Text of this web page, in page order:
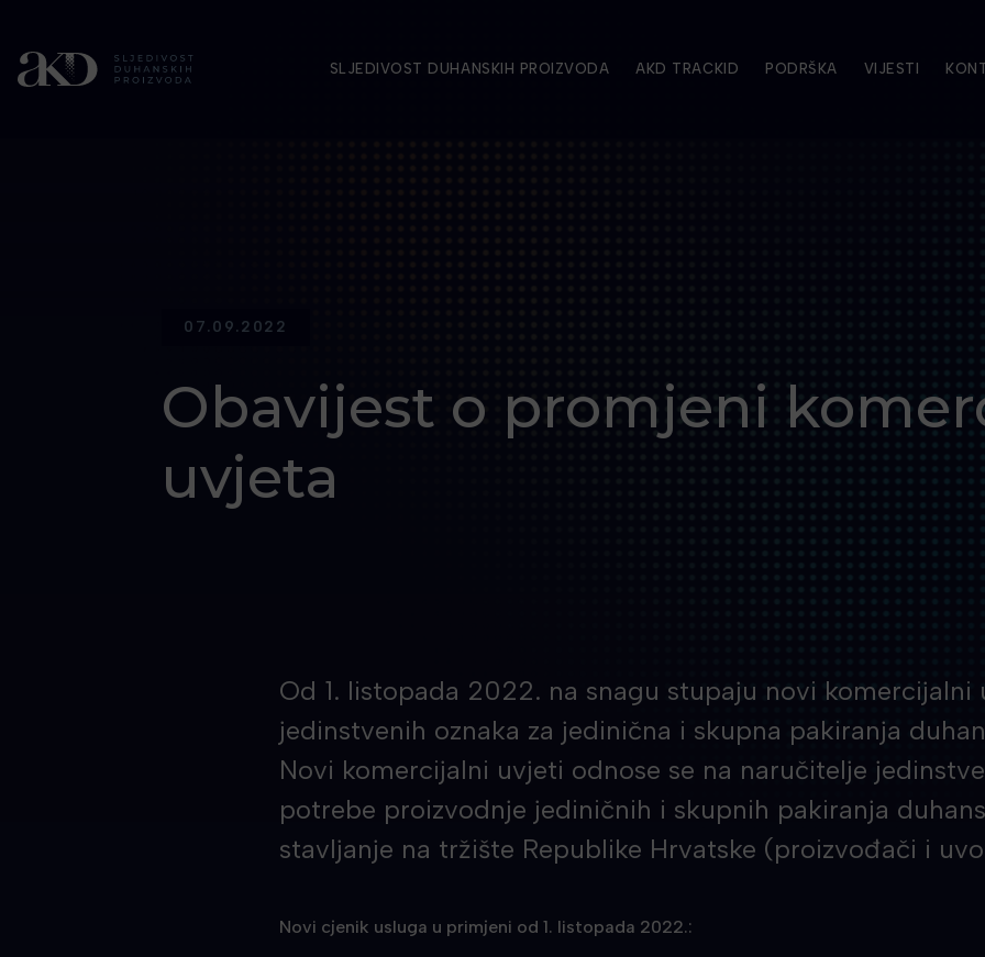
SLJEDIVOST DUHANSKIH PROIZVODA AKD TRACKID PODRŠKA VIJESTI
07.09.2022
Obavijest o promjeni
uvjeta
Od 1. listopada 2022. na snagu stupaju novi komercijalni
jedinstvenih oznaka za jedinična i skupna pakiranja
Novi komercijalni uvjeti odnose se na naručitelje
potrebe proizvodnje jediničnih i skupnih pakiranja
stavljanje na tržište Republike Hrvatske (proizvođači i
Novi cjenik usluga u primjeni od 1. listopada 2022.: